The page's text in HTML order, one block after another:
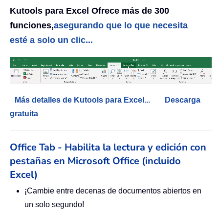
Kutools para Excel Ofrece más de 300
funciones,asegurando que lo que necesita
esté a solo un clic...
Más detalles de Kutools para Excel...
Descarga
gratuita
Office Tab - Habilita la lectura y edición con
pestañas en Microsoft Office (incluido
Excel)
¡Cambie entre decenas de documentos abiertos en
un solo segundo!